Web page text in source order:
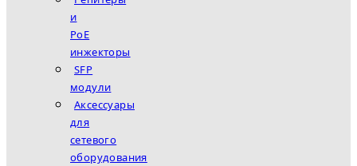
и
PoE
инжекторы
SFP
модули
Аксессуары
для
сетевого
оборудования